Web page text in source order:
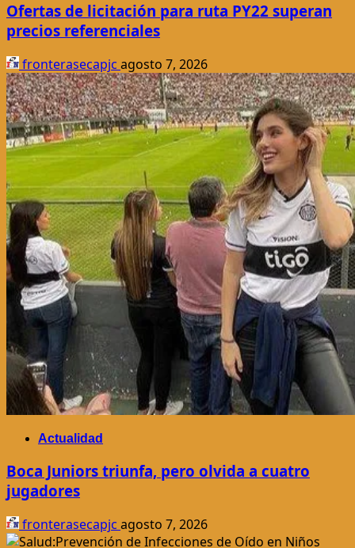
Ofertas de licitación para ruta PY22 superan
precios referenciales
fronterasecapjc agosto 7, 2026
Actualidad
Boca Juniors triunfa, pero olvida a cuatro
jugadores
fronterasecapjc agosto 7, 2026